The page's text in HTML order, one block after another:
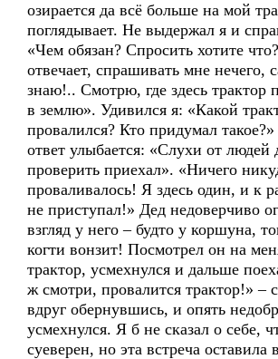
озирается да всё больше на мой
поглядывает. Не выдержал я и
«Чем обязан? Спросить хотите
отвечает, спрашивать мне нечего,
знаю!.. Смотрю, где здесь трактор
в землю». Удивился я: «Какой
провалился? Кто придумал
ответ улыбается: «Слухи от
проверить приехал». «Ничего
проваливалось! Я здесь один, и к
не приступал!» Дед недоверчиво
взгляд у него – будто у коршуна,
когти вонзит! Посмотрел он на
трактор, усмехнулся и дальше
ж смотри, провалится трактор!» –
вдруг обернувшись, и опять
усмехнулся. Я б не сказал о себе,
суеверен, но эта встреча оставила